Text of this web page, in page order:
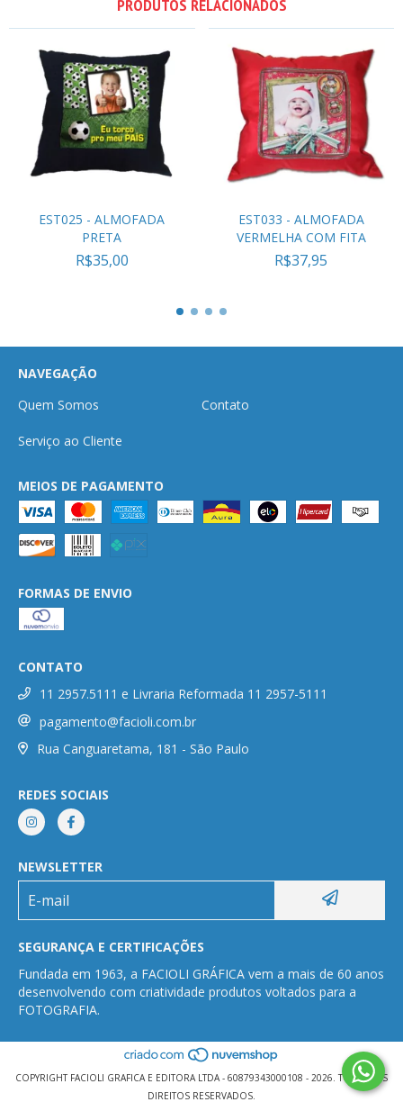
PRODUTOS RELACIONADOS
EST025 - ALMOFADA
PRETA
R$35,00
EST033 - ALMOFADA
VERMELHA COM FITA
R$37,95
NAVEGAÇÃO
Quem Somos
Contato
Serviço ao Cliente
MEIOS DE PAGAMENTO
FORMAS DE ENVIO
CONTATO
11 2957.5111 e Livraria Reformada 11 2957-5111
pagamento@facioli.com.br
Rua Canguaretama, 181 - São Paulo
REDES SOCIAIS
NEWSLETTER
SEGURANÇA E CERTIFICAÇÕES
Fundada em 1963, a FACIOLI GRÁFICA vem a mais de 60 anos
desenvolvendo com criatividade produtos voltados para a
FOTOGRAFIA.
COPYRIGHT FACIOLI GRAFICA E EDITORA LTDA - 60879343000108 - 2026. TODOS OS
DIREITOS RESERVADOS.